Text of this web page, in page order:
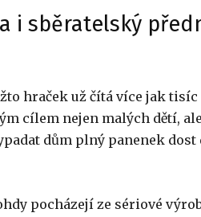
i sběratelský
hraček už čítá více jak
cílem nejen malých dětí,
dům plný panenek dost
pocházejí ze sériové